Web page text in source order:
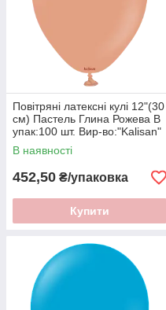
Повітряні латексні кулі 12"(30
см) Пастель Глина Рожева В
упак:100 шт. Вир-во:"Kalisan"
Туреччина
В наявності
452,50 ₴/упаковка
Купити